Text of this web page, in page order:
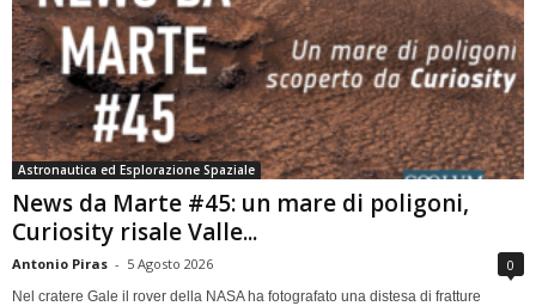
Astronautica ed Esplorazione Spaziale
News da Marte #45: un mare di poligoni,
Curiosity risale Valle...
Antonio Piras - 5 Agosto 2026 0
Nel cratere Gale il rover della NASA ha fotografato una distesa di fratture